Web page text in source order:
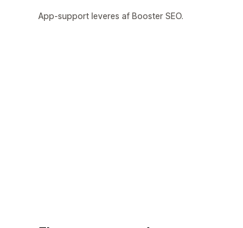
App-support leveres af Booster SEO.